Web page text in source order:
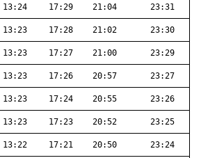
13:24 17:29 21:04 23:31
13:23 17:28 21:02 23:30
13:23 17:27 21:00 23:29
13:23 17:26 20:57 23:27
13:23 17:24 20:55 23:26
13:23 17:23 20:52 23:25
13:22 17:21 20:50 23:24